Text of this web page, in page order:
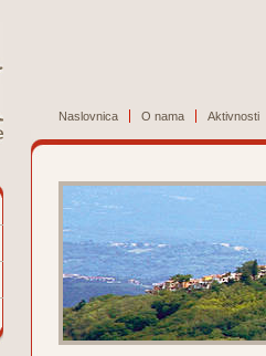
Naslovnica O nama Aktivnosti